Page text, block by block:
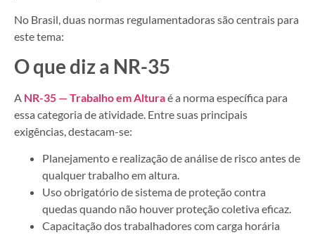
No Brasil, duas normas regulamentadoras são centrais para
este tema:
O que diz a NR-35
A NR-35 — Trabalho em Alturaé a norma específica para
essa categoria de atividade. Entre suas principais
exigências, destacam-se:
Planejamento e realização de análise de risco antes de
qualquer trabalho em altura.
Uso obrigatório de sistema de proteção contra
quedas quando não houver proteção coletiva eficaz.
Capacitação dos trabalhadores com carga horária